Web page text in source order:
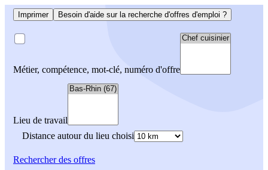
Imprimer Besoin d'aide sur la recherche d'offres d'emploi ?
Métier, compétence, mot-clé, numéro d'offre
Lieu de travail
Distance autour du lieu choisi
Rechercherdes offres